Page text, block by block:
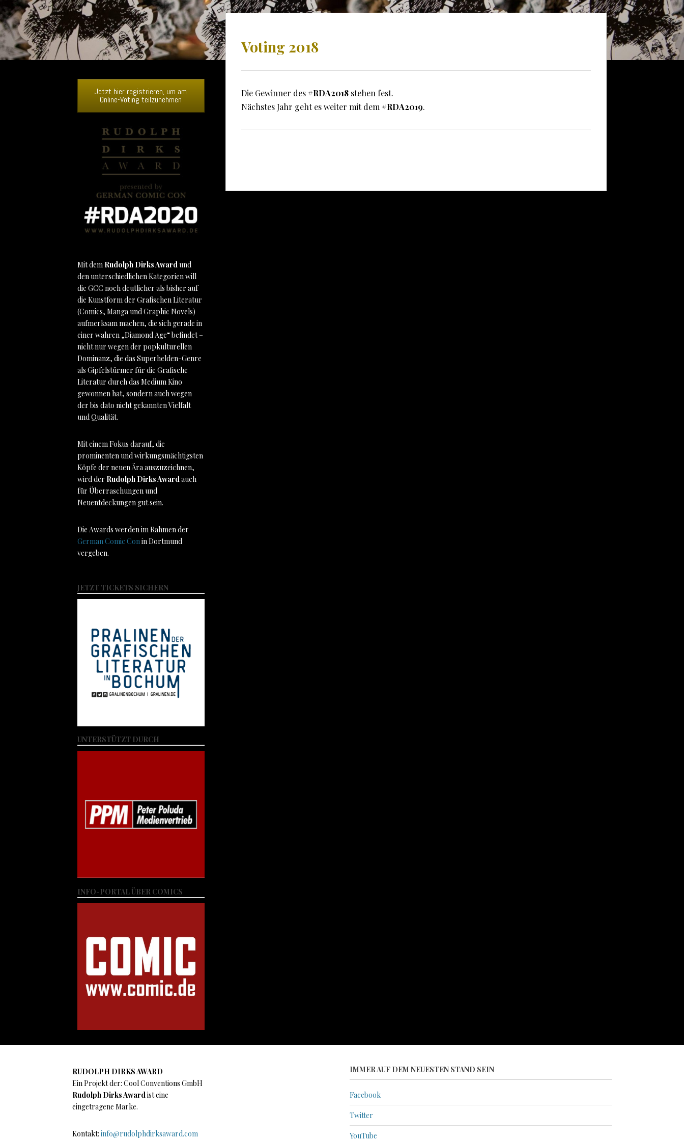
Voting 2018
Die Gewinner des#RDA2018 stehen fest.
Nächstes Jahr geht es weiter mit dem#RDA2019.
Jetzt hier registrieren, um am
Online-Voting teilzunehmen
Mit dem Rudolph Dirks Awardund
den unterschiedlichen Kategorien will
die GCC noch deutlicher als bisher auf
die Kunstform der Grafischen Literatur
(Comics, Manga und Graphic Novels)
aufmerksam machen, die sich gerade in
einer wahren „Diamond Age“ befindet –
nicht nur wegen der popkulturellen
Dominanz, die das Superhelden-Genre
als Gipfelstürmer für die Grafische
Literatur durch das Medium Kino
gewonnen hat, sondern auch wegen
der bis dato nicht gekannten Vielfalt
und Qualität.
Mit einem Fokus darauf, die
prominenten und wirkungsmächtigsten
Köpfe der neuen Ära auszuzeichnen,
wird der Rudolph Dirks Awardauch
für Überraschungen und
Neuentdeckungen gut sein.
Die Awards werden im Rahmen der
German Comic Conin Dortmund
vergeben.
JETZT TICKETS SICHERN
UNTERSTÜTZT DURCH
INFO-PORTAL ÜBER COMICS
RUDOLPH DIRKS AWARD
Ein Projekt der: Cool Conventions GmbH
Rudolph Dirks Awardist eine
eingetragene Marke.
Kontakt: info@rudolphdirksaward.com
IMMER AUF DEM NEUESTEN STAND SEIN
Facebook
Twitter
YouTube